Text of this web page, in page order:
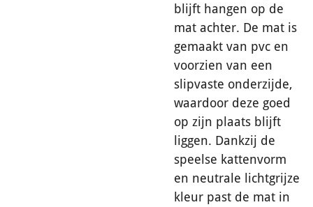
blijft hangen op de
mat achter. De mat is
gemaakt van pvc en
voorzien van een
slipvaste onderzijde,
waardoor deze goed
op zijn plaats blijft
liggen. Dankzij de
speelse kattenvorm
en neutrale lichtgrijze
kleur past de mat in